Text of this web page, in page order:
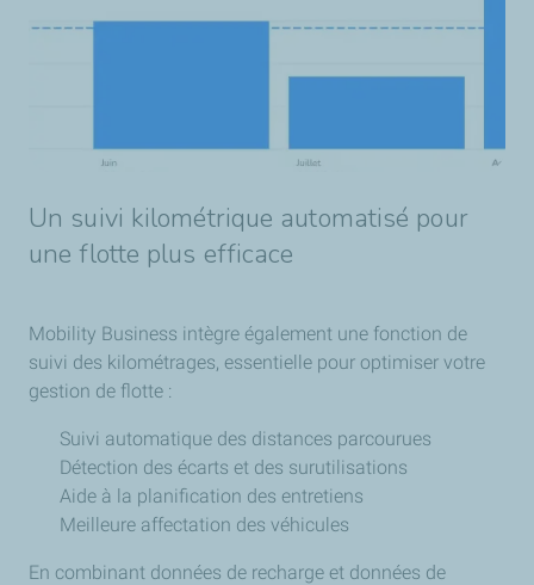
Un suivi kilométrique automatisé pour
une flotte plus efficace
Mobility Business intègre également une fonction de
suivi des kilométrages, essentielle pour optimiser votre
gestion de flotte :
Suivi automatique des distances parcourues
Détection des écarts et des surutilisations
Aide à la planification des entretiens
Meilleure affectation des véhicules
En combinant données de recharge et données de